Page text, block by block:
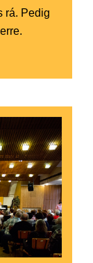
rá. Pedig